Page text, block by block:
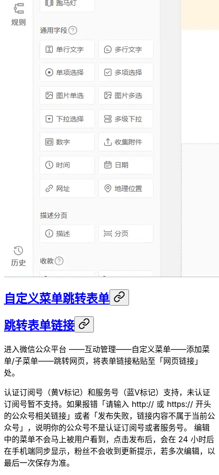
自定义菜单跳转表单
跳转表单链接
进入微信公众平台 ——互动管理——自定义菜单——添加菜
单/子菜单——跳转网页，将表单链接粘贴至「网页链接」
处。
认证订阅号（黄V标记）和服务号（蓝V标记）支持，未认证
订阅号暂不支持。如果报错「请输入 http:// 或 https:// 开头
的公众号相关链接」或者「发布失败，链接内容不属于当前公
众号」，说明你的公众号不是认证订阅号或者服务号。 编辑
中的菜单不会马上被用户看到，点击发布后，会在 24 小时后
在手机端同步显示，粉丝不会收到更新提示，若多次编辑，以
最后一次保存为准。